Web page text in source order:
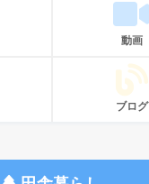
動画
ブログ